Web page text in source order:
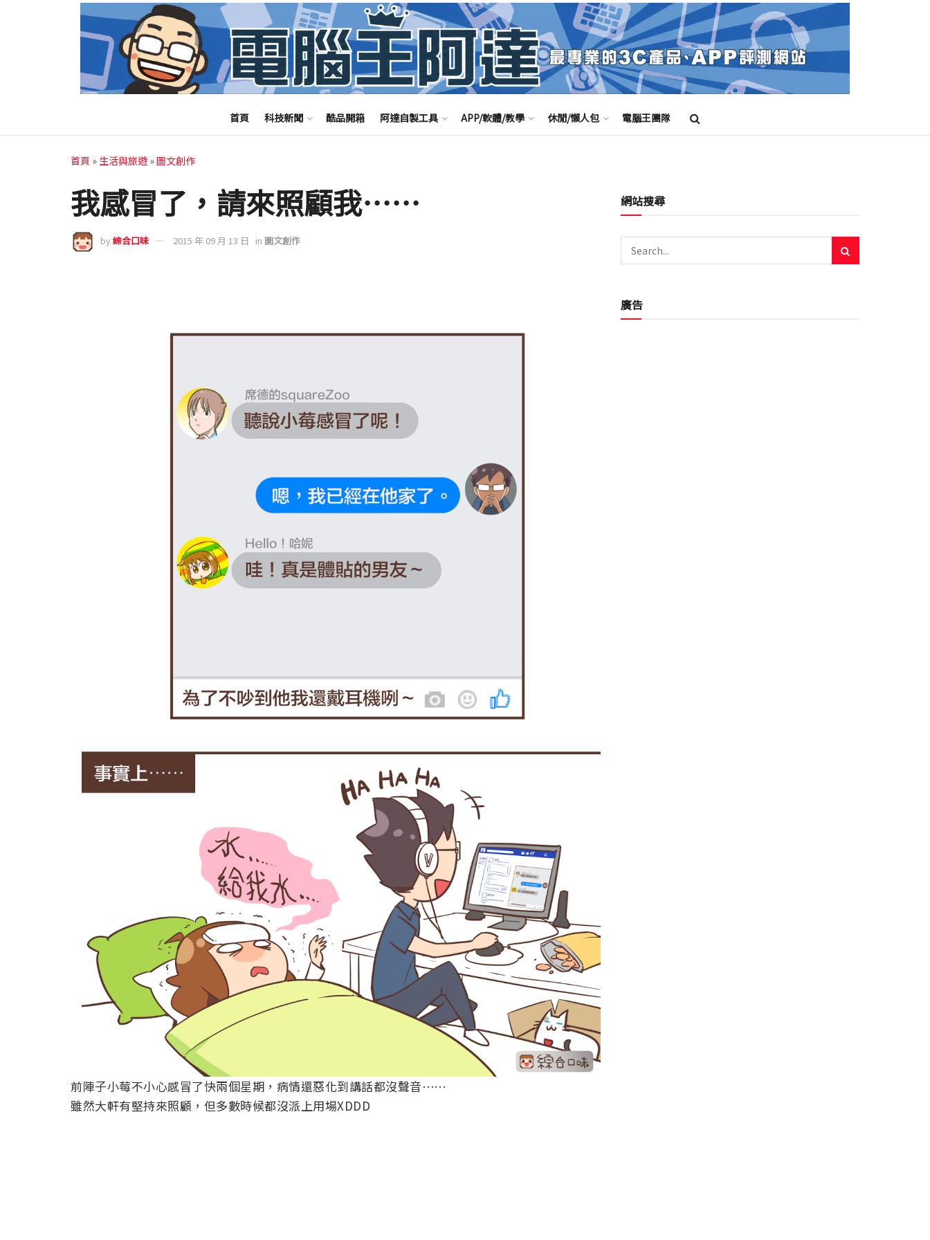
首頁 科技新聞 酷品開箱 阿達自製工具 APP/軟體/教學 休閒/懶人包 電腦王團隊
首頁 » 生活與旅遊 »圖文創作
我感冒了，請來照顧我⋯⋯
by綜合口味 2015 年 09 月 13 日 in 圖文創作
前陣子小莓不小心感冒了快兩個星期，病情還惡化到講話都沒聲音⋯⋯
雖然大軒有堅持來照顧，但多數時候都沒派上用場XDDD
網站搜尋
廣告